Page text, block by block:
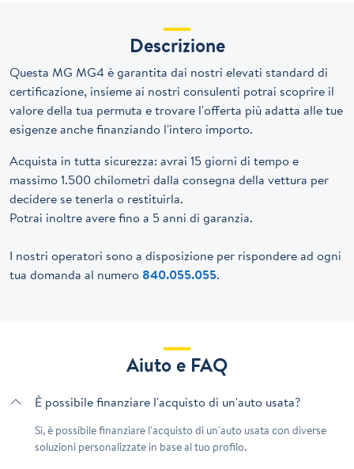
Descrizione
Questa MG MG4 è garantita dai nostri elevati standard di
certificazione, insieme ai nostri consulenti potrai scoprire il
valore della tua permuta e trovare l'offerta più adatta alle tue
esigenze anche finanziando l'intero importo.
Acquista in tutta sicurezza: avrai 15 giorni di tempo e
massimo 1.500 chilometri dalla consegna della vettura per
decidere se tenerla o restituirla.
Potrai inoltre avere fino a 5 anni di garanzia.
I nostri operatori sono a disposizione per rispondere ad ogni
tua domanda al numero 840.055.055.
Aiuto e FAQ
È possibile finanziare l'acquisto di un'auto usata?
Sì, è possibile finanziare l'acquisto di un'auto usata con diverse
soluzioni personalizzate in base al tuo profilo.